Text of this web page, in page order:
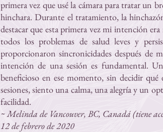
primera vez que usé la cámara para tratar un
hinchara. Durante el tratamiento, la
destacar que esta primera vez mi intención
todos los problemas de salud leves y
proporcionaron sincronicidades después de
intención de una sesión es fundamental.
beneficioso en ese momento, sin decidir qué
sesiones, siento una calma, una alegría y un
facilidad.
~ Melinda de Vancouver, BC, Canadá (tiene
12 de febrero de 2020